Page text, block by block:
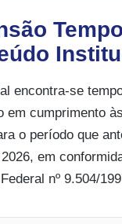
encontra-se
em cumprimento
o período que
em
Federal nº 9.504/